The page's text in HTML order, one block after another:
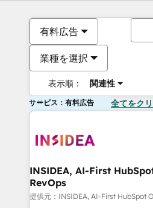
有料広告
業種を選択
表示順： 関連性
サービス：有料広告 全てをク
INSIDEA, AI-First
RevOps
提供元：INSIDEA, AI-First HubSpot